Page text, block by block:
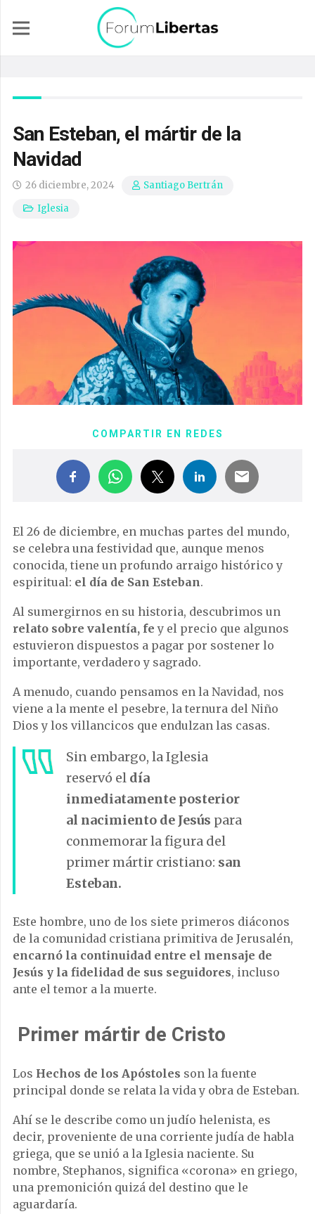
San Esteban, el mártir de la
Navidad
26 diciembre, 2024
Santiago Bertrán
Iglesia
COMPARTIR EN REDES
El 26 de diciembre, en muchas partes del mundo,
se celebra una festividad que, aunque menos
conocida, tiene un profundo arraigo histórico y
espiritual: el día de San Esteban.
Al sumergirnos en su historia, descubrimos un
relato sobre valentía, fe y el precio que algunos
estuvieron dispuestos a pagar por sostener lo
importante, verdadero y sagrado.
A menudo, cuando pensamos en la Navidad, nos
viene a la mente el pesebre, la ternura del Niño
Dios y los villancicos que endulzan las casas.
Sin embargo, la Iglesia
reservó el día
inmediatamente posterior
al nacimiento de Jesús para
conmemorar la figura del
primer mártir cristiano: san
Esteban.
Este hombre, uno de los siete primeros diáconos
de la comunidad cristiana primitiva de Jerusalén,
encarnó la continuidad entre el mensaje de
Jesús y la fidelidad de sus seguidores, incluso
ante el temor a la muerte.
Primer mártir de Cristo
Los Hechos de los Apóstoles son la fuente
principal donde se relata la vida y obra de Esteban.
Ahí se le describe como un judío helenista, es
decir, proveniente de una corriente judía de habla
griega, que se unió a la Iglesia naciente. Su
nombre, Stephanos, significa «corona» en griego,
una premonición quizá del destino que le
aguardaría.